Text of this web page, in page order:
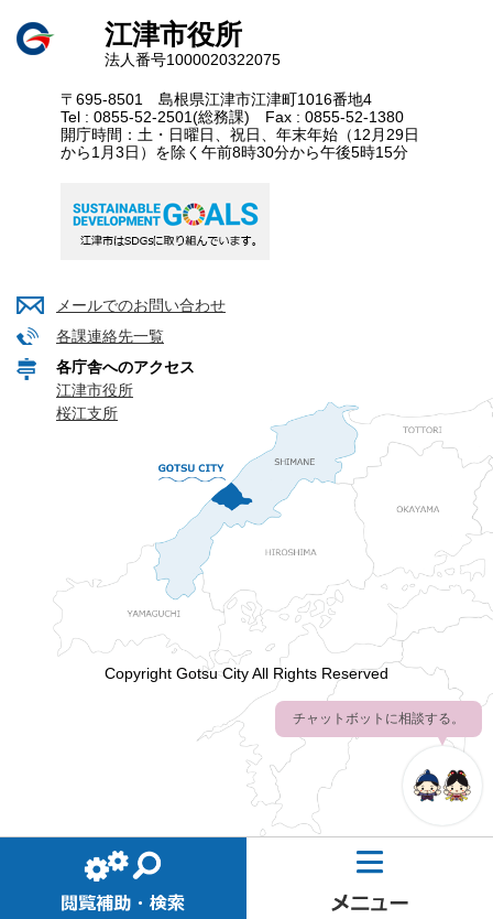
江津市役所
法人番号1000020322075
〒695-8501 島根県江津市江津町1016番地4
Tel : 0855-52-2501(総務課) Fax : 0855-52-1380
開庁時間：土・日曜日、祝日、年末年始（12月29日
から1月3日）を除く午前8時30分から午後5時15分
メールでのお問い合わせ
各課連絡先一覧
各庁舎へのアクセス
江津市役所
桜江支所
Copyright Gotsu City All Rights Reserved
チャットボットに相談する。